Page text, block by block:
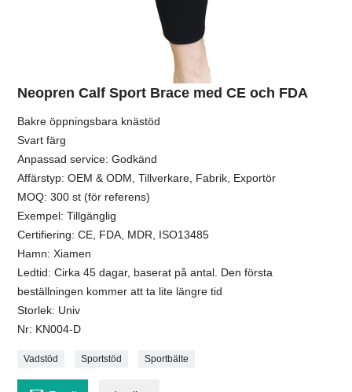
Neopren Calf Sport Brace med CE och FDA
Bakre öppningsbara knästöd
Svart färg
Anpassad service: Godkänd
Affärstyp: OEM & ODM, Tillverkare, Fabrik, Exportör
MOQ: 300 st (för referens)
Exempel: Tillgänglig
Certifiering: CE, FDA, MDR, ISO13485
Hamn: Xiamen
Ledtid: Cirka 45 dagar, baserat på antal. Den första
beställningen kommer att ta lite längre tid
Storlek: Univ
Nr: KN004-D
Vadstöd Sportstöd Sportbälte